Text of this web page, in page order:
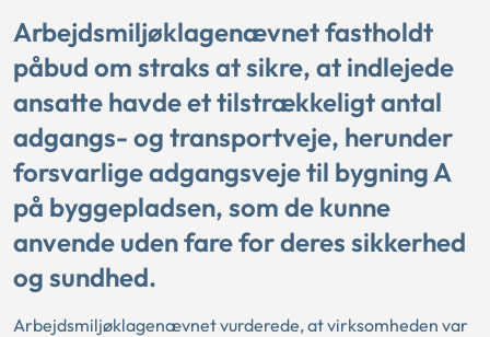
Arbejdsmiljøklagenævnet fastholdt
påbud om straks at sikre, at indlejede
ansatte havde et tilstrækkeligt antal
adgangs- og transportveje, herunder
forsvarlige adgangsveje til bygning A
på byggepladsen, som de kunne
anvende uden fare for deres sikkerhed
og sundhed.
Arbejdsmiljøklagenævnet vurderede, at virksomheden var